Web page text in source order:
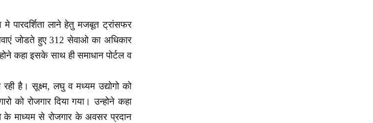
मे पारदर्शिता लाने हेतु मजबूत ट्रांसफर
जोडते हुए 312 सेवाओ का अधिकार
कहा इसके साथ ही समाधान पोर्टल व
रही है। सूक्ष्म, लघु व मध्यम उद्योगो को
को रोजगार दिया गया। उन्होने कहा
के माध्यम से रोजगार के अवसर प्रदान